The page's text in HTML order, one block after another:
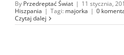
By Przedreptać Świat | 11 stycznia,
Hiszpania | Tagi: majorka | 0
Czytaj dalej